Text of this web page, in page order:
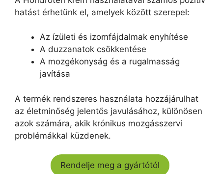
hatást érhetünk el, amelyek között szerepel:
Az ízületi és izomfájdalmak enyhítése
A duzzanatok csökkentése
A mozgékonyság és a rugalmasság
javítása
A termék rendszeres használata hozzájárulhat
az életminőség jelentős javulásához, különösen
azok számára, akik krónikus mozgásszervi
problémákkal küzdenek.
Rendelje meg a gyártótól